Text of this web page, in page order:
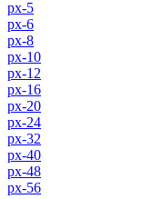
px-5
px-6
px-8
px-10
px-12
px-16
px-20
px-24
px-32
px-40
px-48
px-56